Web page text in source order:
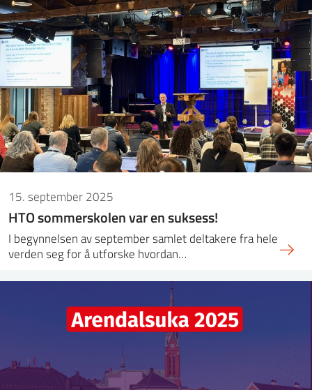
15. september 2025
HTO sommerskolen var en suksess!
I begynnelsen av september samlet deltakere fra hele
verden seg for å utforske hvordan…